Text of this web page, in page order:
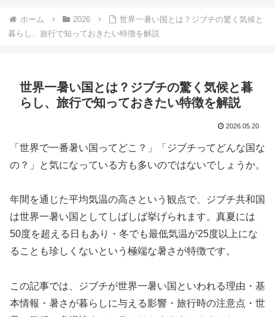
ホーム 2026
世界一暑い国とは？ジブチの驚く気候と
暮らし、旅行で知っておきたい特徴を解説
世界一暑い国とは？ジブチの驚く気候と暮
らし、旅行で知っておきたい特徴を解説
2026.05.20
「世界で一番暑い国ってどこ？」「ジブチってどんな国な
の？」と気になっている方も多いのではないでしょうか。
年間を通じた平均気温の高さという観点で、ジブチ共和国
は世界一暑い国としてしばしば挙げられます。真夏には
50度を超える日もあり・冬でも最低気温が25度以上にな
ることも珍しくないという極端な暑さが特徴です。
この記事では、ジブチが世界一暑い国といわれる理由・基
本情報・暑さが暮らしに与える影響・旅行時の注意点・世